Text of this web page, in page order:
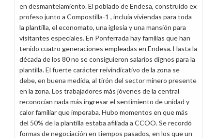
en desmantelamiento. El poblado de Endesa, construido ex
profeso junto a Compostilla-1 , incluía viviendas para toda
la plantilla, el economato, una iglesia y una mansión para
visitantes especiales. En Ponferrada hay familias que han
tenido cuatro generaciones empleadas en Endesa. Hasta la
década de los 80 no se consiguieron salarios dignos para la
plantilla. El fuerte carácter reivindicativo de la zona se
debe, en buena medida, al tirón del sector minero presente
en la zona. Los trabajadores más jóvenes de la central
reconocían nada más ingresar el sentimiento de unidad y
calor familiar que imperaba. Hubo momentos en que más
del 50% de la plantilla estaba afiliada a CCOO. Se recordó
formas de negociación en tiempos pasados, en los que un